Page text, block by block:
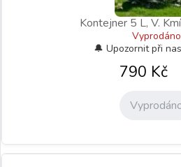
Kontejner 5 L, V.
Vyprodáno
790 Kč